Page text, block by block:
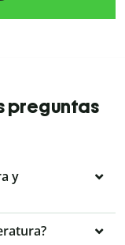
preguntas
y